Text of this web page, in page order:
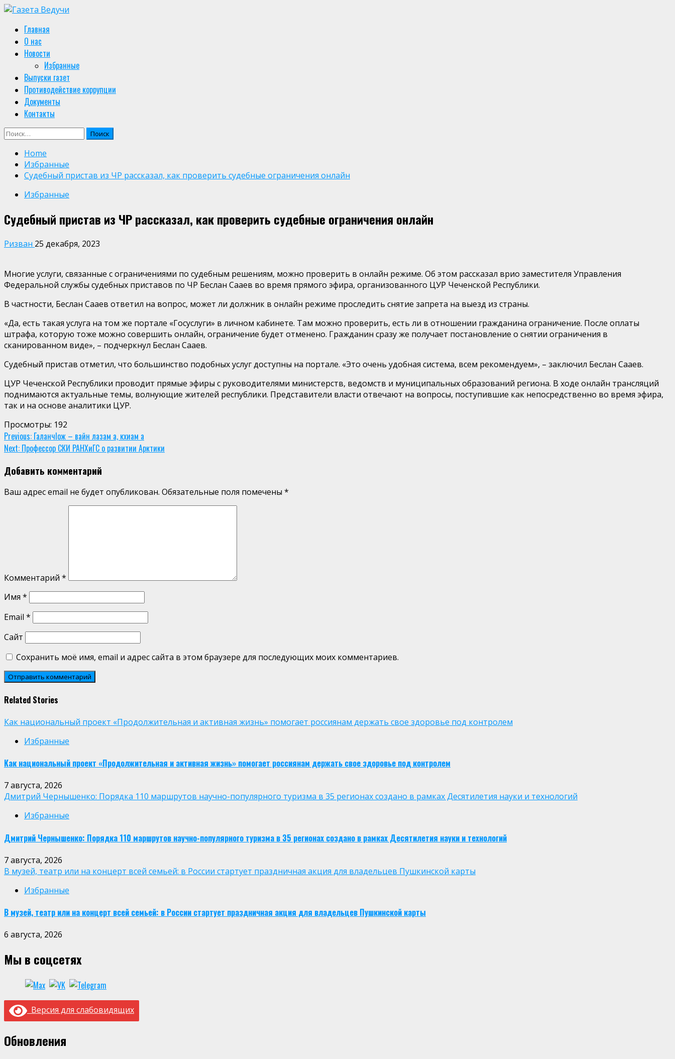
Skip
content
Primary
Menu
Главная
О нас
Новости
Избранные
Выпуски газет
Противодействие коррупции
Документы
Контакты
Найти:
Home
Избранные
Судебный пристав из ЧР рассказал, как проверить судебные ограничения онлайн
Избранные
Судебный пристав из ЧР рассказал, как проверить судебные ограничения онлайн
Ризван 25 декабря, 2023
Многие услуги, связанные с ограничениями по судебным решениям, можно проверить в онлайн режиме. Об этом рассказал врио заместителя Управления
Федеральной службы судебных приставов по ЧР Беслан Сааев во время прямого эфира, организованного ЦУР Чеченской Республики.
В частности, Беслан Сааев ответил на вопрос, может ли должник в онлайн режиме проследить снятие запрета на выезд из страны.
«Да, есть такая услуга на том же портале «Госуслуги» в личном кабинете. Там можно проверить, есть ли в отношении гражданина ограничение. После оплаты
штрафа, которую тоже можно совершить онлайн, ограничение будет отменено. Гражданин сразу же получает постановление о снятии ограничения в
сканированном виде», – подчеркнул Беслан Сааев.
Судебный пристав отметил, что большинство подобных услуг доступны на портале. «Это очень удобная система, всем рекомендуем», – заключил Беслан Сааев.
ЦУР Чеченской Республики проводит прямые эфиры с руководителями министерств, ведомств и муниципальных образований региона. В ходе онлайн трансляций
поднимаются актуальные темы, волнующие жителей республики. Представители власти отвечают на вопросы, поступившие как непосредственно во время эфира,
так и на основе аналитики ЦУР.
Просмотры: 192
Continue
Reading
Previous: ГаланчIож – вайн лазам а, кхиам а
Next: Профессор СКИ РАНХиГС о развитии Арктики
Добавить комментарий
Ваш адрес email не будет опубликован. Обязательные поля помечены *
Комментарий *
Имя *
Email *
Сайт
Сохранить моё имя, email и адрес сайта в этом браузере для последующих моих комментариев.
Related Stories
Как национальный проект «Продолжительная и активная жизнь» помогает россиянам держать свое здоровье под контролем
Избранные
Как национальный проект «Продолжительная и активная жизнь» помогает россиянам держать свое здоровье под контролем
7 августа, 2026
Дмитрий Чернышенко: Порядка 110 маршрутов научно-популярного туризма в 35 регионах создано в рамках Десятилетия науки и технологий
Избранные
Дмитрий Чернышенко: Порядка 110 маршрутов научно-популярного туризма в 35 регионах создано в рамках Десятилетия науки и технологий
7 августа, 2026
В музей, театр или на концерт всей семьей: в России стартует праздничная акция для владельцев Пушкинской карты
Избранные
В музей, театр или на концерт всей семьей: в России стартует праздничная акция для владельцев Пушкинской карты
6 августа, 2026
Мы в соцсетях
Версия для слабовидящих
Обновления